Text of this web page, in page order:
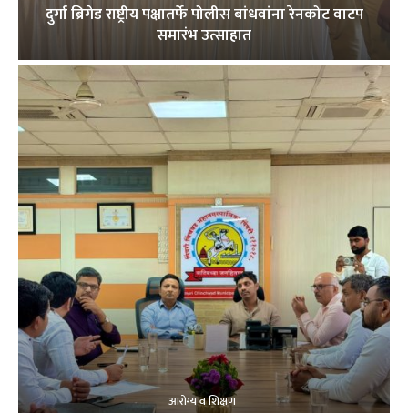
दुर्गा ब्रिगेड राष्ट्रीय पक्षातर्फे पोलीस बांधवांना रेनकोट वाटप
समारंभ उत्साहात
आरोग्य व शिक्षण